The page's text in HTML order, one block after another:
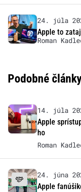
24. júla
Apple to
Roman
Podobné
14. júla
Apple
ho
Roman
24. júna
Apple